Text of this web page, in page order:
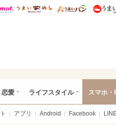
あ総研 ディズニー特集
mimot. うまいめし うまい
恋愛 ライフスタイル スマホ・
アプリ Android Facebook